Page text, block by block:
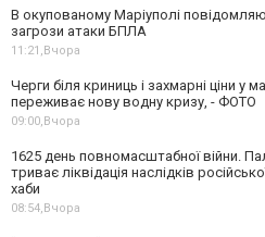
В окупованому Маріуполі
загрози атаки БПЛА
11:21, Вчора
Черги біля криниць і захмарні ціни у
переживає нову водну кризу, - ФОТО
09:00, Вчора
1625 день повномасштабної війни.
триває ліквідація наслідків
хаби
08:54, Вчора